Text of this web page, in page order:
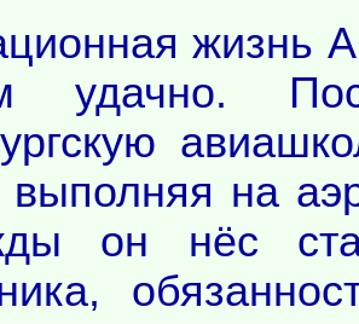
жизнь
удачно.
выполняя на
он нёс